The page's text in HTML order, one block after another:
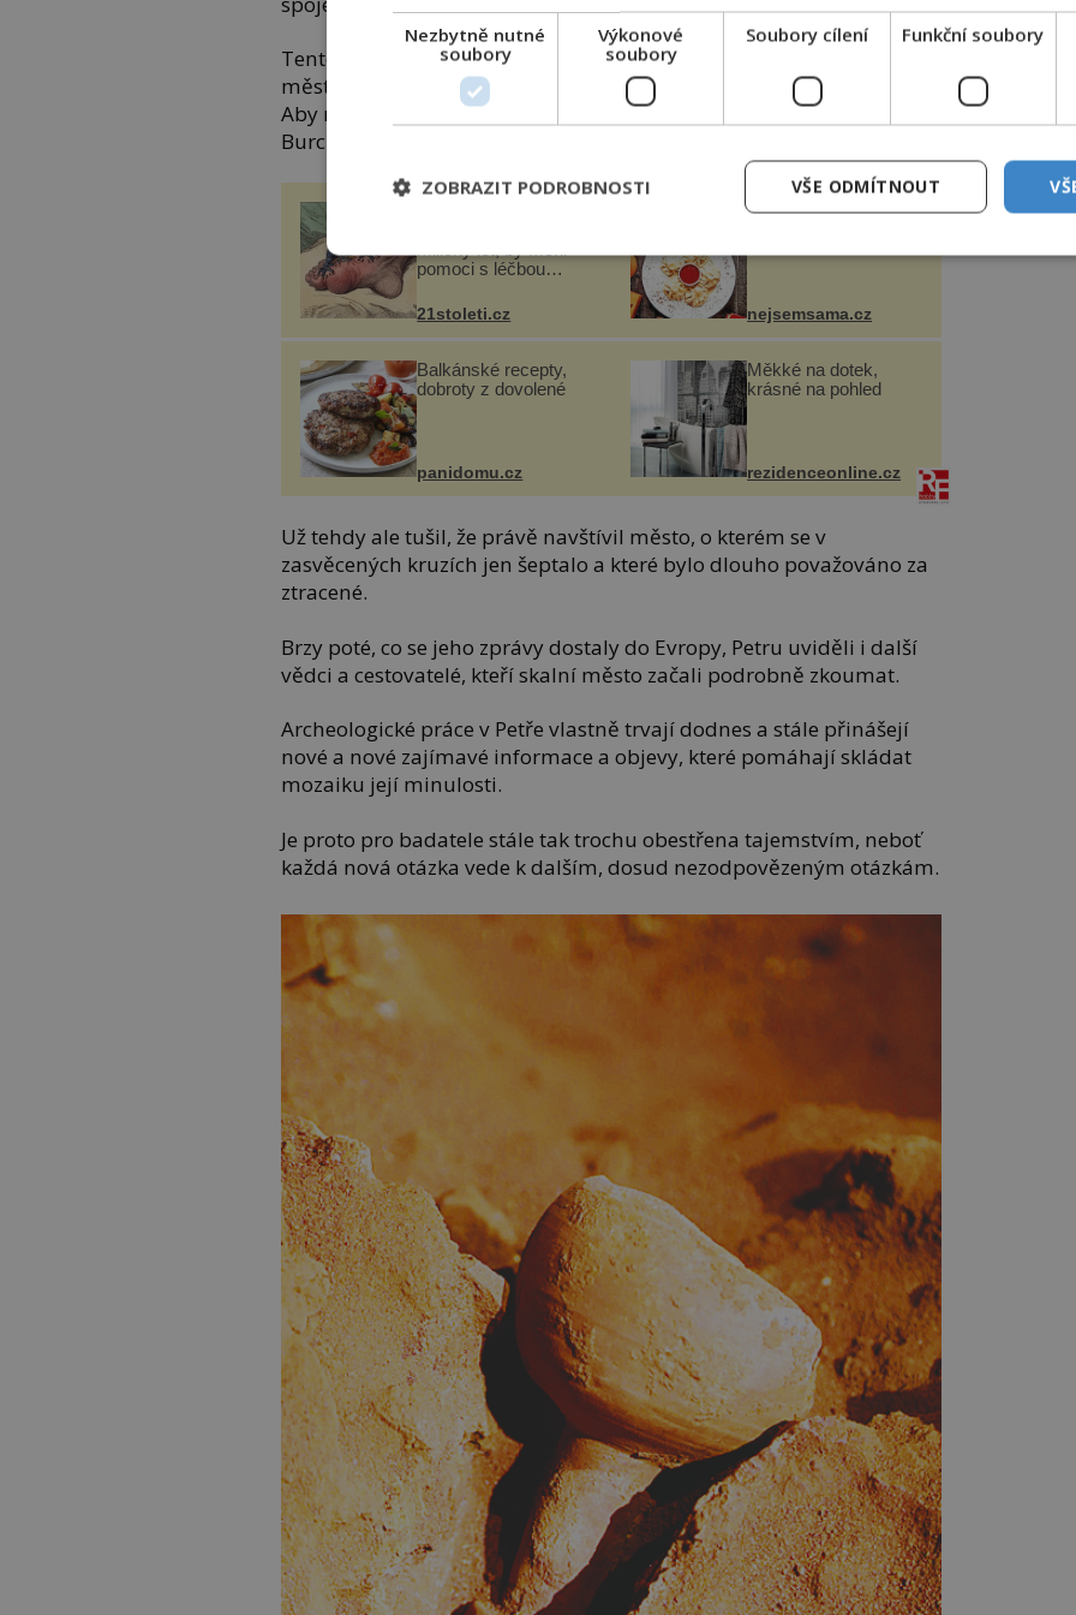
Tento muž jej pak zavedl do jedné z chrámů tajemného skalního
města, aniž by tušil, jaký historický význam tato návštěva bude mít.
Aby nevzbudil beduínovu pozornost a podezření, obětoval
Burckhardt rychle kozu a vrátil se s ním zpět.
pomoci s léčbou
21stoleti.cz
Gruzínské masové
nejsemsama.cz
Balkánské recepty,
dobroty z dovolené
panidomu.cz
Měkké na dotek,
krásné na pohled
rezidenceonline.cz
Už tehdy ale tušil, že právě navštívil město, o kterém se v
zasvěcených kruzích jen šeptalo a které bylo dlouho považováno za
ztracené.
Brzy poté, co se jeho zprávy dostaly do Evropy, Petru uviděli i další
vědci a cestovatelé, kteří skalní město začali podrobně zkoumat.
Archeologické práce v Petře vlastně trvají dodnes a stále přinášejí
nové a nové zajímavé informace a objevy, které pomáhají skládat
mozaiku její minulosti.
Je proto pro badatele stále tak trochu obestřena tajemstvím, neboť
každá nová otázka vede k dalším, dosud nezodpovězeným otázkám.
Nezbytně nutné
soubory
Výkonové
soubory
Soubory cílení Funkční soubory
VŠE ODMÍTNOUT
ZOBRAZIT PODROBNOSTI